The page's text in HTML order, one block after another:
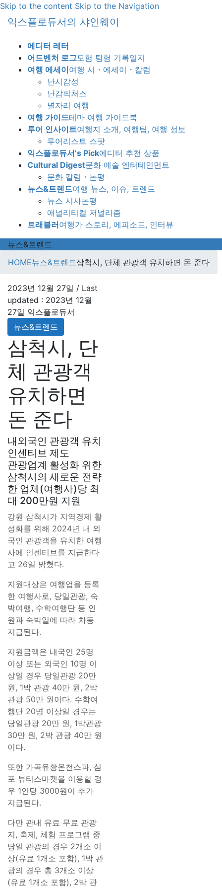
Skip to the content Skip to the Navigation
익스플로듀서의 샤인웨이
에디터 레터
어드벤처 로그모험 탐험 기록일지
여행 에세이여행 시・에세이・칼럼
난시감성
난감픽처스
별자리 여행
여행 가이드테마 여행 가이드북
투어 인사이트여행지 소개, 여행팁, 여행 정보
투어리스트 스팟
익스플로듀서’s Pick에디터 추천 상품
Cultural Digest문화 예술 엔터테인먼트
문화 칼럼・논평
뉴스&트렌드여행 뉴스, 이슈, 트렌드
뉴스 시사논평
애널리티컬 저널리즘
트래블러여행가 스토리, 에피소드, 인터뷰
뉴스&트렌드
HOME뉴스&트렌드삼척시, 단체 관광객 유치하면 돈 준다
2023년 12월 27일 / Last
updated : 2023년 12월
27일 익스플로듀서
뉴스&트렌드
삼척시, 단
체 관광객
유치하면
돈 준다
내외국인 관광객 유치
인센티브 제도
관광업계 활성화 위한
삼척시의 새로운 전략
한 업체(여행사)당 최
대 200만원 지원
강원 삼척시가 지역경제 활
성화를 위해 2024년 내 외
국인 관광객을 유치한 여행
사에 인센티브를 지급한다
고 26일 밝혔다.
지원대상은 여행업을 등록
한 여행사로, 당일관광, 숙
박여행, 수학여행단 등 인
원과 숙박일에 따라 차등
지급된다.
지원금액은 내국인 25명
이상 또는 외국인 10명 이
상일 경우 당일관광 20만
원, 1박 관광 40만 원, 2박
관광 50만 원이다. 수학여
행단 20명 이상일 경우는
당일관광 20만 원, 1박관광
30만 원, 2박 관광 40만 원
이다.
또한 가곡유황온천스파, 심
포 뷰티스마켓을 이용할 경
우 1인당 3000원이 추가
지급된다.
다만 관내 유료 무료 관광
지, 축제, 체험 프로그램 중
당일 관광의 경우 2개소 이
상(유료 1개소 포함), 1박 관
광의 경우 총 3개소 이상
(유료 1개소 포함), 2박 관